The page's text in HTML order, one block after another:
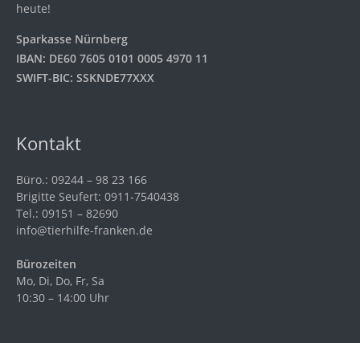
heute!
Sparkasse Nürnberg
IBAN: DE60 7605 0101 0005 4970 11
SWIFT-BIC: SSKNDE77XXX
Kontakt
Büro.: 09244 – 98 23 166
Brigitte Seufert: 0911-7540438
Tel.: 09151 – 82690
info@tierhilfe-franken.de
Bürozeiten
Mo, Di, Do, Fr, Sa
10:30 – 14:00 Uhr